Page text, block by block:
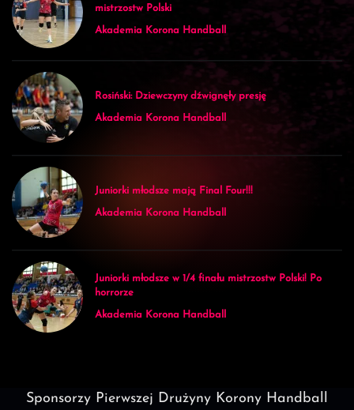
mistrzostw Polski
Akademia Korona Handball
Rosiński: Dziewczyny dźwignęły presję
Akademia Korona Handball
Juniorki młodsze mają Final Four!!!
Akademia Korona Handball
Juniorki młodsze w 1/4 finału mistrzostw Polski! Po
horrorze
Akademia Korona Handball
Sponsorzy Pierwszej Drużyny Korony Handball